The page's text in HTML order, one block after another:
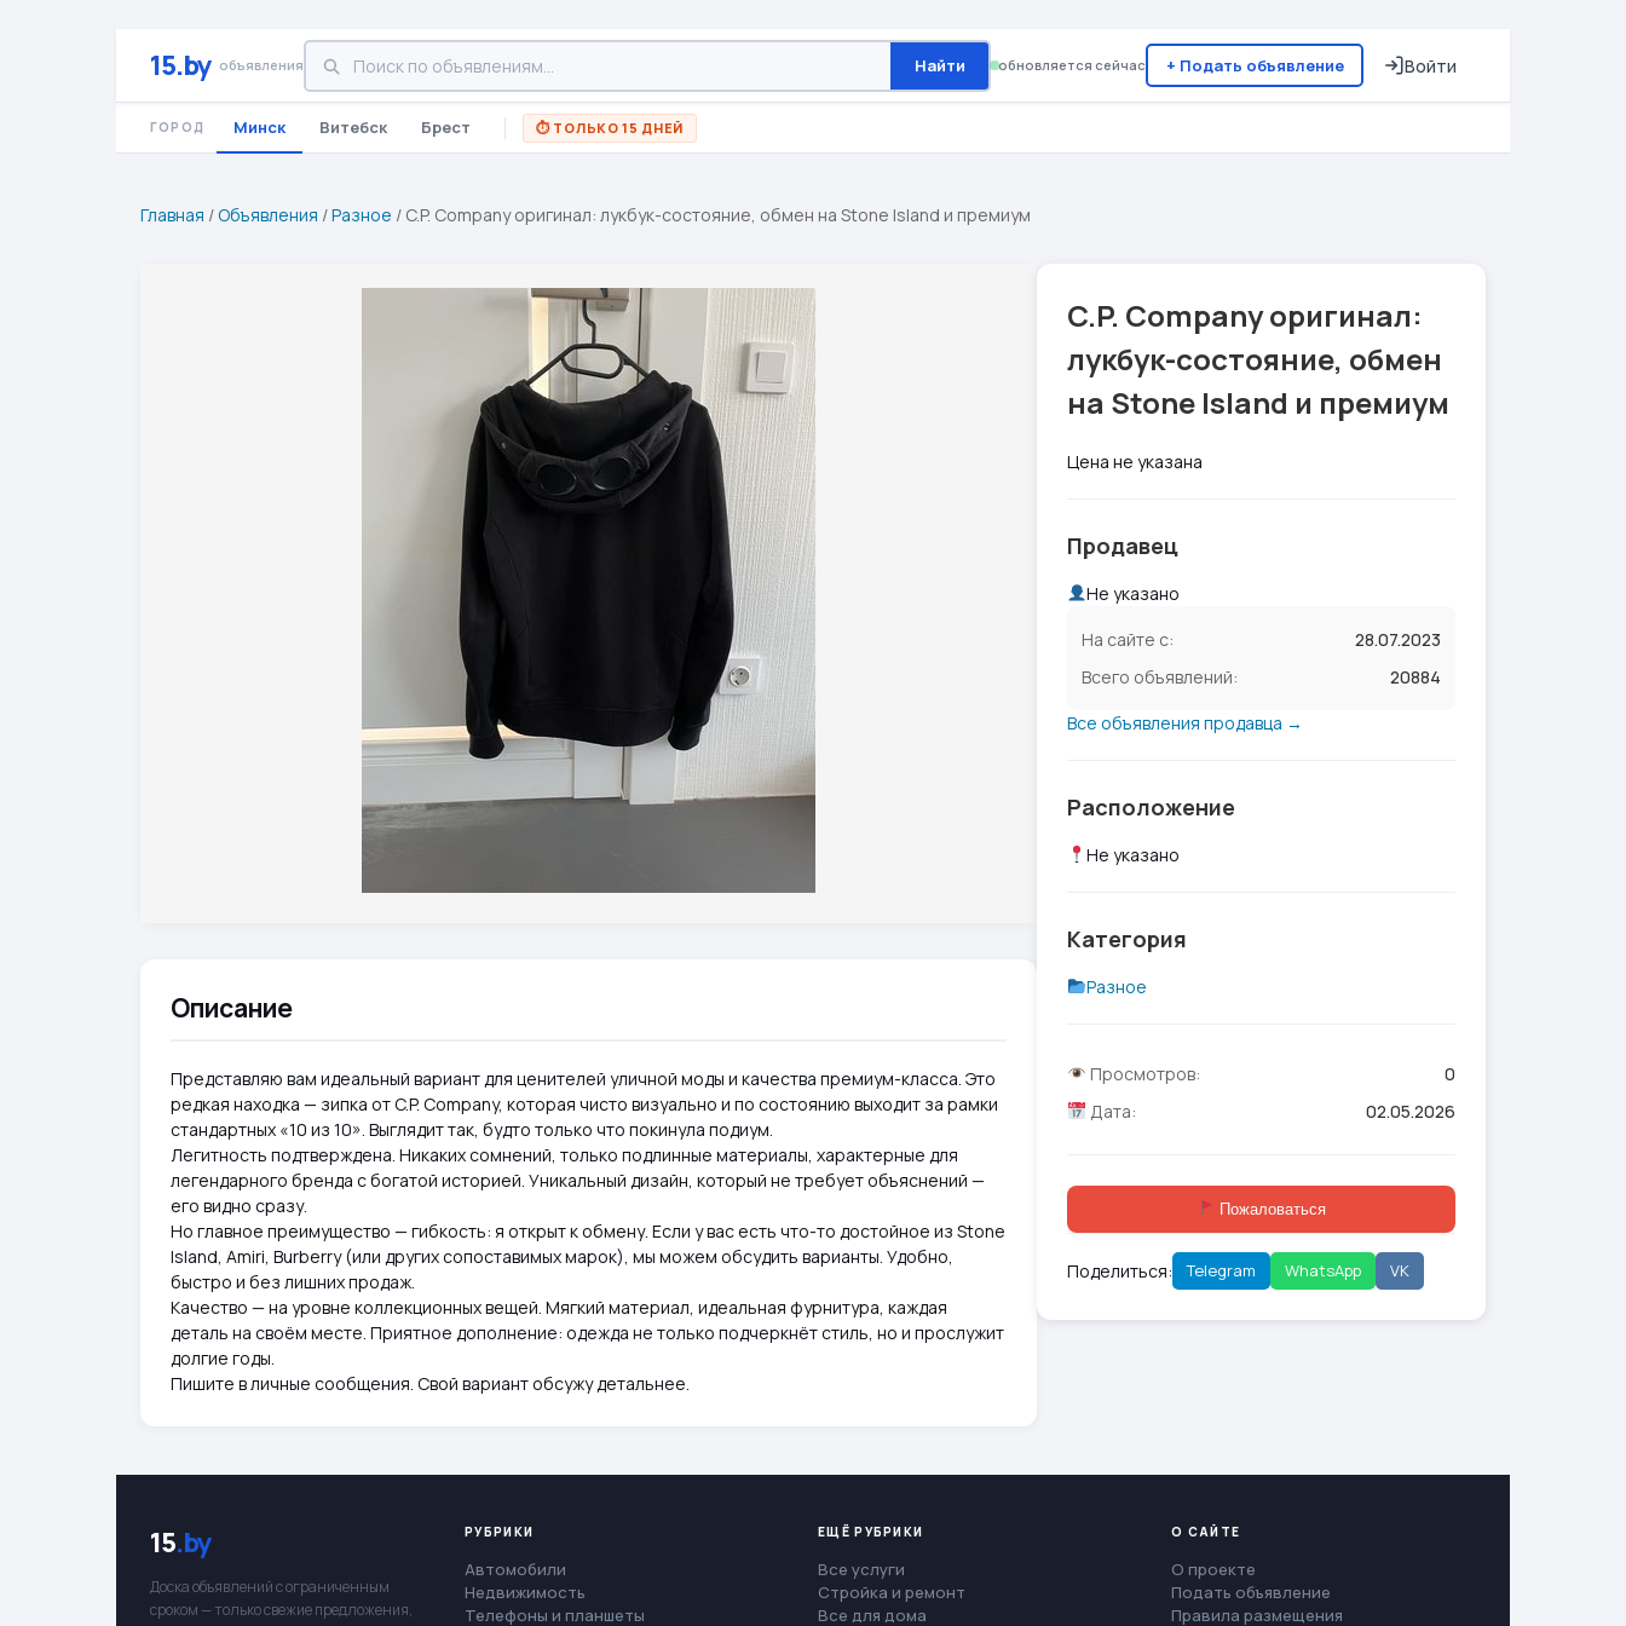
15.by объявления Найти обновляется сейчас + Подать объявление Войти
ГОРОД Минск Витебск Брест ⏱ ТОЛЬКО 15 ДНЕЙ
Главная /Объявления /Разное / C.P. Company оригинал: лукбук-состояние, обмен на Stone Island и премиум
Описание
Представляю вам идеальный вариант для ценителей уличной моды и качества премиум-класса. Это
редкая находка — зипка от C.P. Company, которая чисто визуально и по состоянию выходит за рамки
стандартных «10 из 10». Выглядит так, будто только что покинула подиум.
Легитность подтверждена. Никаких сомнений, только подлинные материалы, характерные для
легендарного бренда с богатой историей. Уникальный дизайн, который не требует объяснений —
его видно сразу.
Но главное преимущество — гибкость: я открыт к обмену. Если у вас есть что-то достойное из Stone
Island, Amiri, Burberry (или других сопоставимых марок), мы можем обсудить варианты. Удобно,
быстро и без лишних продаж.
Качество — на уровне коллекционных вещей. Мягкий материал, идеальная фурнитура, каждая
деталь на своём месте. Приятное дополнение: одежда не только подчеркнёт стиль, но и прослужит
долгие годы.
Пишите в личные сообщения. Свой вариант обсужу детальнее.
C.P. Company оригинал:
лукбук-состояние, обмен
на Stone Island и премиум
Цена не указана
Продавец
Не указано
На сайте с:
28.07.2023
Всего объявлений:
20884
Все объявления продавца →
Расположение
Не указано
Категория
Разное
Просмотров:
0
Дата:
02.05.2026
Пожаловаться
Поделиться: Telegram WhatsApp VK
15.by
Доска объявлений с ограниченным
сроком — только свежие предложения,
РУБРИКИ
Автомобили
Недвижимость
Телефоны и планшеты
ЕЩЁ РУБРИКИ
Все услуги
Стройка и ремонт
Все для дома
О САЙТЕ
О проекте
Подать объявление
Правила размещения